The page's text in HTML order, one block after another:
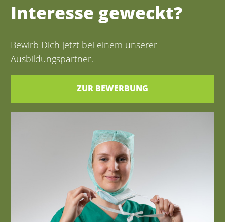
Interesse geweckt?
Bewirb Dich jetzt bei einem unserer
Ausbildungspartner.
ZUR BEWERBUNG